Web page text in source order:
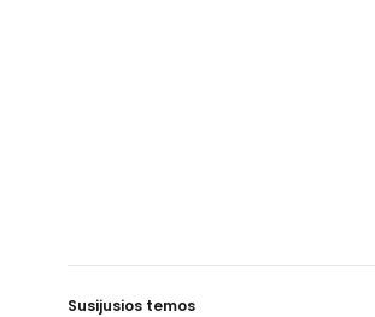
Susijusios temos